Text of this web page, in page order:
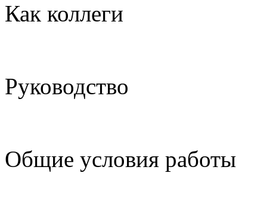
Как коллеги
Руководство
Общие условия работы